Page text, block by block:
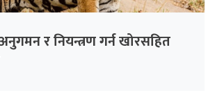
र नियन्त्रण गर्न खोरसहित